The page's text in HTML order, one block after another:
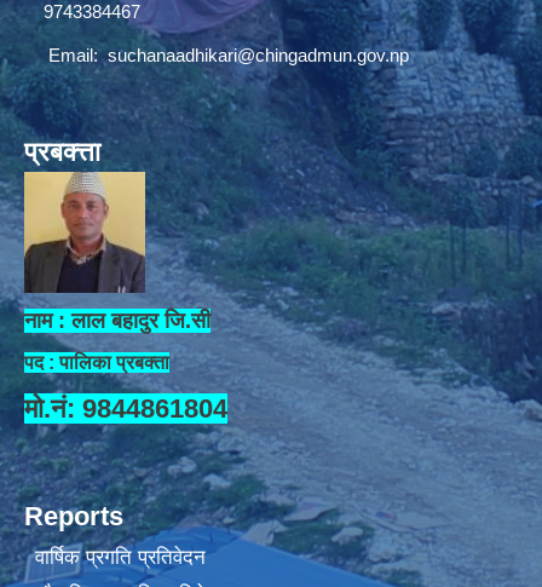
9743384467
Email:suchanaadhikari@chingadmun.gov.np
प्रबक्त्ता
नाम : लाल बहादुर जि.सी
पद : पालिका प्रबक्ता
मो.नं: 9844861804
Reports
वार्षिक प्रगति प्रतिवेदन